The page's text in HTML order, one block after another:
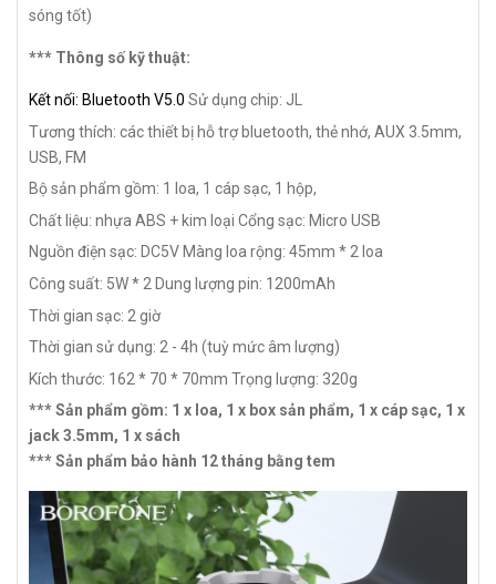
sóng tốt)
*** Thông số kỹ thuật:
Kết nối: Bluetooth V5.0 Sử dụng chip: JL
Tương thích: các thiết bị hỗ trợ bluetooth, thẻ nhớ, AUX 3.5mm,
USB, FM
Bộ sản phẩm gồm: 1 loa, 1 cáp sạc, 1 hộp,
Chất liệu: nhựa ABS + kim loại Cổng sạc: Micro USB
Nguồn điện sạc: DC5V Màng loa rộng: 45mm * 2 loa
Công suất: 5W * 2 Dung lượng pin: 1200mAh
Thời gian sạc: 2 giờ
Thời gian sử dụng: 2 - 4h (tuỳ mức âm lượng)
Kích thước: 162 * 70 * 70mm Trọng lượng: 320g
*** Sản phẩm gồm: 1 x loa, 1 x box sản phẩm, 1 x cáp sạc, 1 x
jack 3.5mm, 1 x sách
*** Sản phẩm bảo hành 12 tháng bằng tem